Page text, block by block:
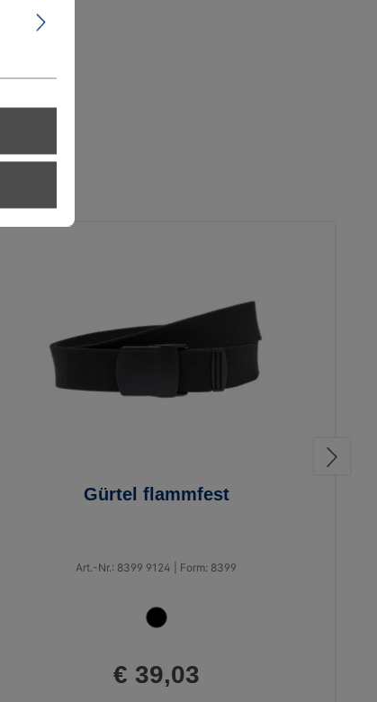
Gürtel flammfest
Art.-Nr.: 8399 9124 | Form: 8399
€ 39,03